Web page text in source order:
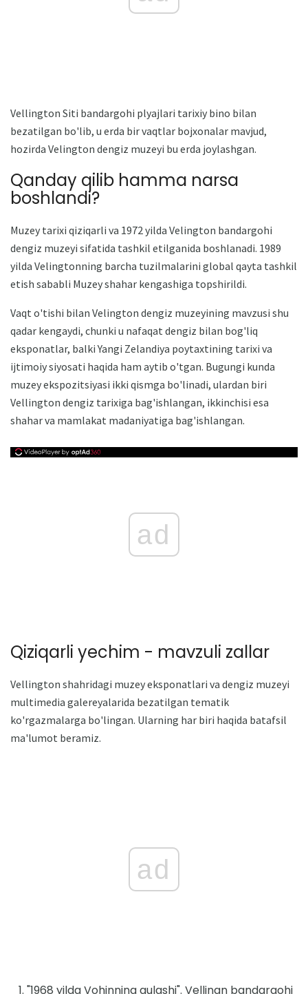
Vellington Siti bandargohi plyajlari tarixiy bino bilan
bezatilgan bo'lib, u erda bir vaqtlar bojxonalar mavjud,
hozirda Velington dengiz muzeyi bu erda joylashgan.
Qanday qilib hamma narsa
boshlandi?
Muzey tarixi qiziqarli va 1972 yilda Velington bandargohi
dengiz muzeyi sifatida tashkil etilganida boshlanadi. 1989
yilda Velingtonning barcha tuzilmalarini global qayta tashkil
etish sababli Muzey shahar kengashiga topshirildi.
Vaqt o'tishi bilan Velington dengiz muzeyining mavzusi shu
qadar kengaydi, chunki u nafaqat dengiz bilan bog'liq
eksponatlar, balki Yangi Zelandiya poytaxtining tarixi va
ijtimoiy siyosati haqida ham aytib o'tgan. Bugungi kunda
muzey ekspozitsiyasi ikki qismga bo'linadi, ulardan biri
Vellington dengiz tarixiga bag'ishlangan, ikkinchisi esa
shahar va mamlakat madaniyatiga bag'ishlangan.
ad
Qiziqarli yechim - mavzuli zallar
Vellington shahridagi muzey eksponatlari va dengiz muzeyi
multimedia galereyalarida bezatilgan tematik
ko'rgazmalarga bo'lingan. Ularning har biri haqida batafsil
ma'lumot beramiz.
ad
"1968 yilda Vohinning qulashi". Vellinan bandargohi